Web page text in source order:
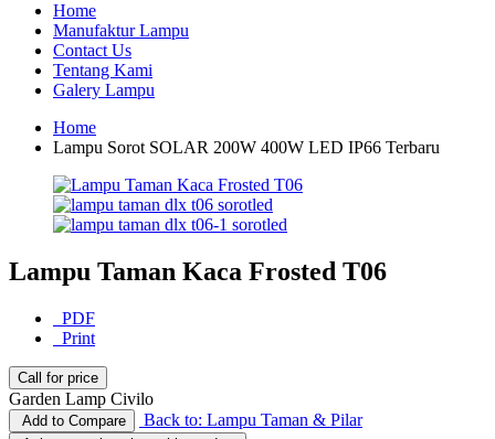
Home
Manufaktur Lampu
Contact Us
Tentang Kami
Galery Lampu
Home
Lampu Sorot SOLAR 200W 400W LED IP66 Terbaru
Lampu Taman Kaca Frosted T06
PDF
Print
Call for price
Garden Lamp Civilo
Add to Compare Back to: Lampu Taman & Pilar